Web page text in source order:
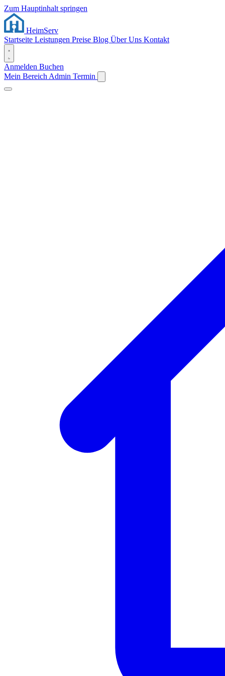
Zum Hauptinhalt springen
HeimServ
Startseite Leistungen Preise Blog Über Uns Kontakt
Anmelden Buchen
Mein Bereich Admin Termin